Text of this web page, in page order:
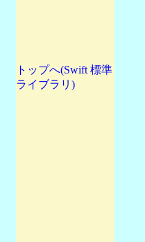
トップへ(Swift 標準
ライブラリ)